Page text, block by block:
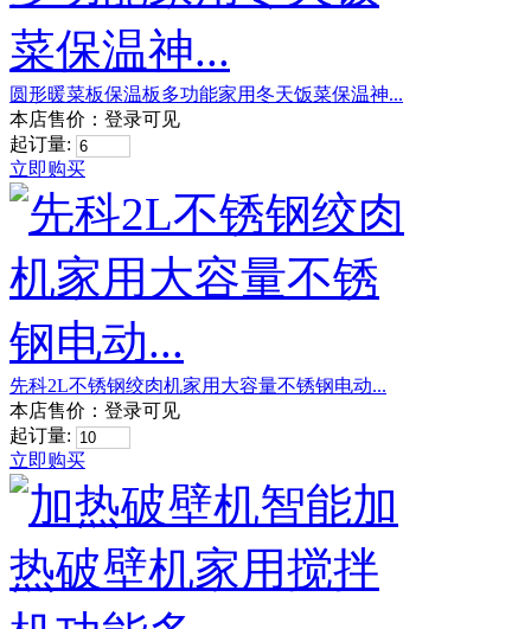
圆形暖菜板保温板多功能家用冬天饭菜保温神...
本店售价： 登录可见
起订量:
立即购买
先科2L不锈钢绞肉机家用大容量不锈钢电动...
本店售价： 登录可见
起订量:
立即购买